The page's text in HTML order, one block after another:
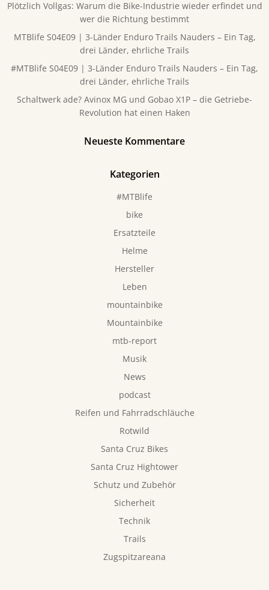
Plötzlich Vollgas: Warum die Bike-Industrie wieder erfindet und
wer die Richtung bestimmt
MTBlife S04E09 | 3-Länder Enduro Trails Nauders – Ein Tag,
drei Länder, ehrliche Trails
#MTBlife S04E09 | 3-Länder Enduro Trails Nauders – Ein Tag,
drei Länder, ehrliche Trails
Schaltwerk ade? Avinox MG und Gobao X1P – die Getriebe-
Revolution hat einen Haken
Neueste Kommentare
Kategorien
#MTBlife
bike
Ersatzteile
Helme
Hersteller
Leben
mountainbike
Mountainbike
mtb-report
Musik
News
podcast
Reifen und Fahrradschläuche
Rotwild
Santa Cruz Bikes
Santa Cruz Hightower
Schutz und Zubehör
Sicherheit
Technik
Trails
Zugspitzareana